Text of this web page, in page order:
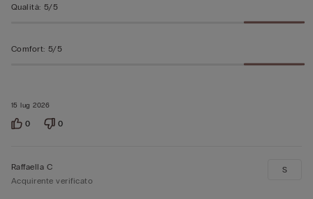
15 lug 2026
Qualità: 5/5
Comfort: 5/5
0 0
Raffaella C
Acquirente verificato
S